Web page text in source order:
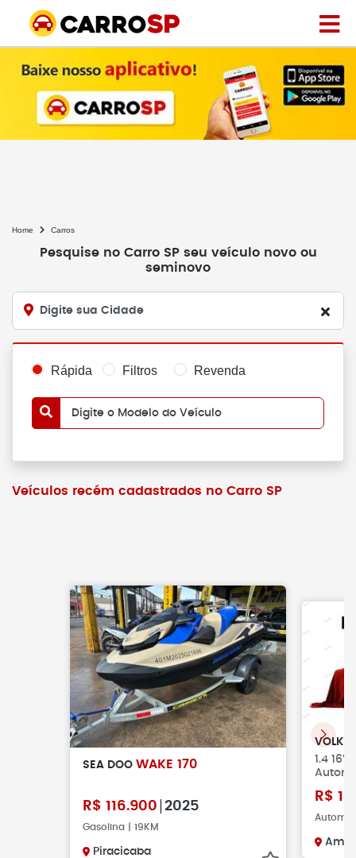
Home Carros
Pesquise no Carro SP seu veículo novo ou
seminovo
Digite sua Cidade
Rápida Filtros Revenda
Digite o Modelo do Veículo
Veículos recém cadastrados no Carro SP
SEA DOO WAKE 170
R$ 116.900 2025
Gasolina | 19KM
Piracicaba
1.4
R$